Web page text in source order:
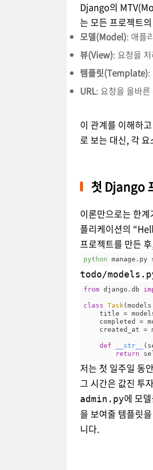
Django의
는 모든 프로젝트
모델(Model): 애플
뷰(View): 요청을
템플릿(Template):
URL: 요청을 올바
이 관계를 이해하
로 보는 대신, 각
첫 Django
이론만으로는 한
플리케이션의
프로젝트를 만든
python
todo/
from django.db
class Task (
title =
completed
def __str__ (
return
저는 첫 일주일 동
그 시간은 값진 투
admin.py에 모
을 보여줄 템플릿
니다.